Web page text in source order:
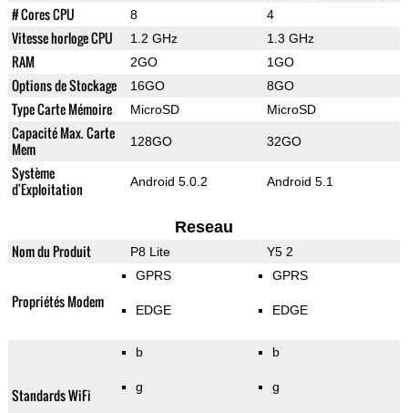
# Cores CPU 8 4
Vitesse horloge CPU 1.2 GHz 1.3 GHz
RAM 2GO 1GO
Options de Stockage 16GO 8GO
Type Carte Mémoire MicroSD MicroSD
Capacité Max. Carte
Mem
128GO 32GO
Système
d'Exploitation
Android 5.0.2 Android 5.1
Reseau
Nom du Produit P8 Lite Y5 2
Propriétés Modem
GPRS
EDGE
GPRS
EDGE
Standards WiFi
b
g
b
g